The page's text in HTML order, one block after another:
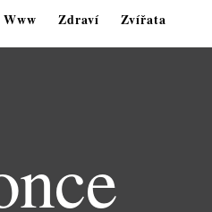
Www Zdraví Zvířata